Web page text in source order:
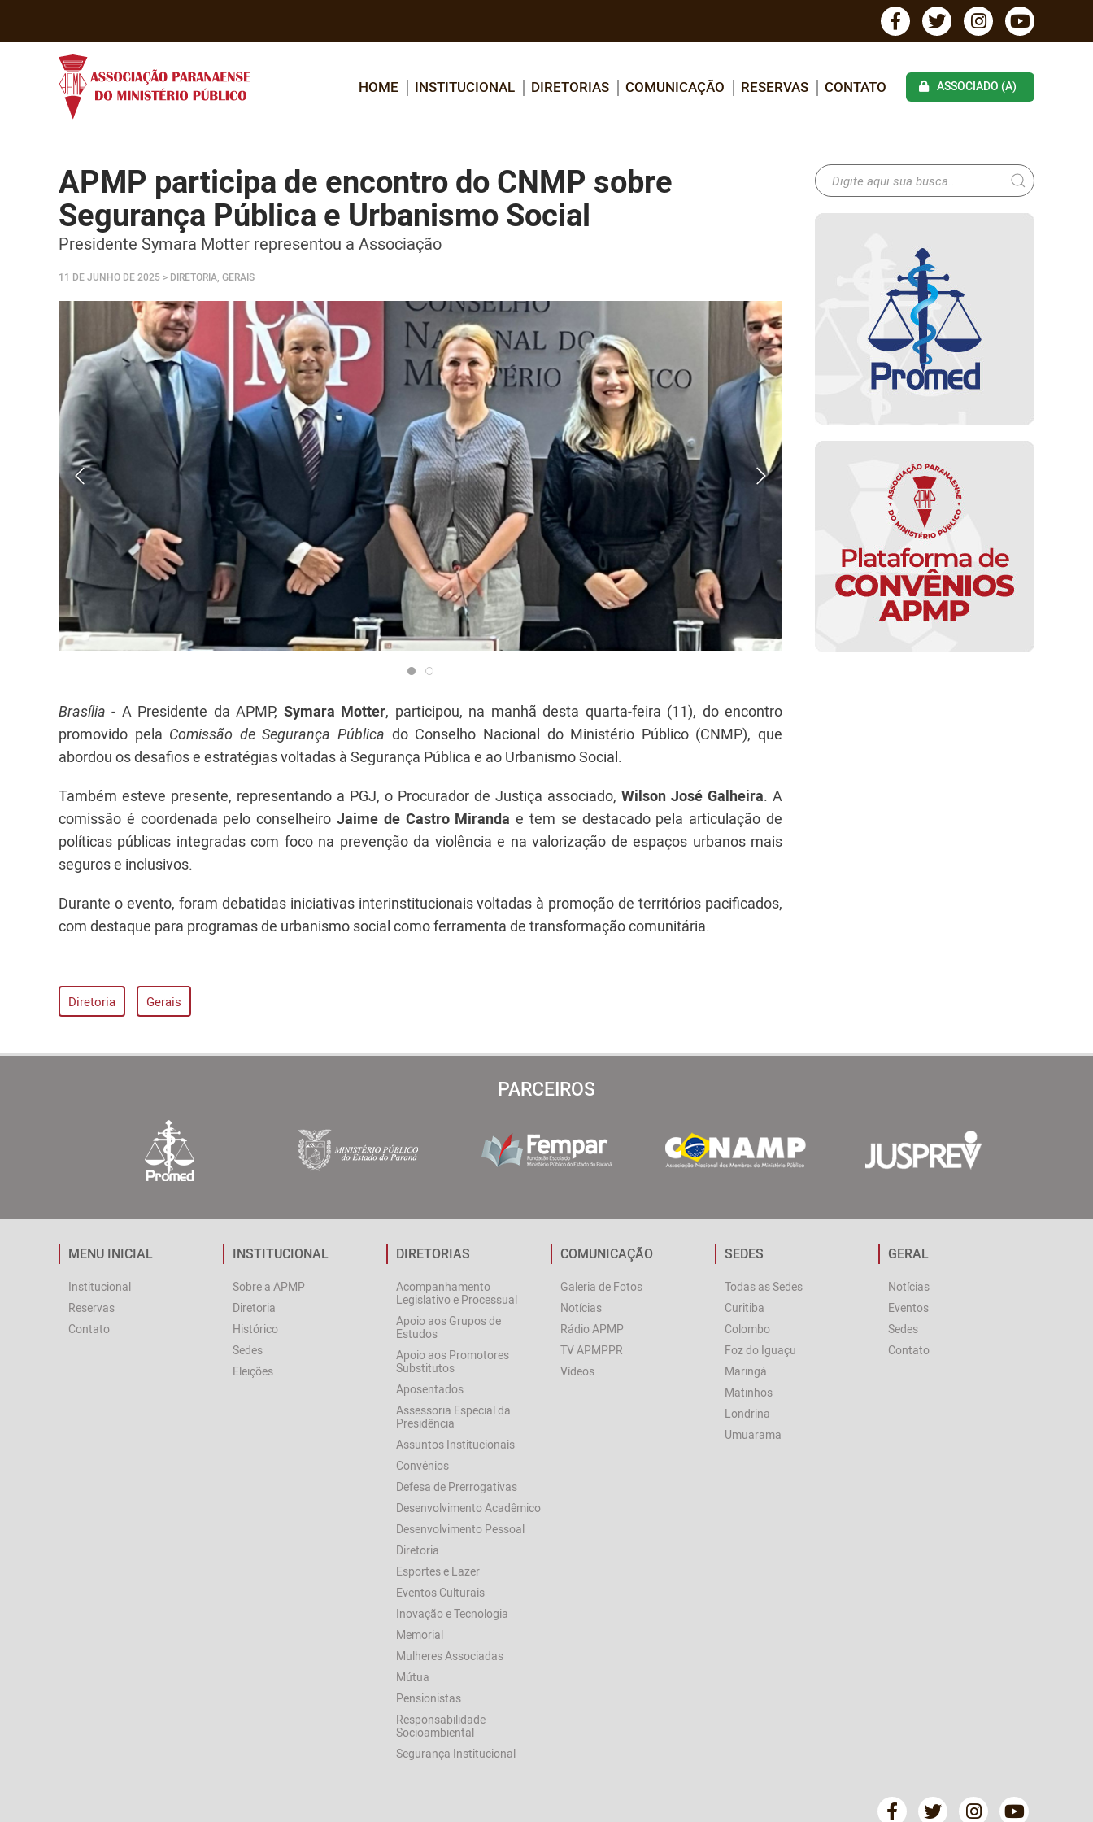
HOME INSTITUCIONAL DIRETORIAS COMUNICAÇÃO RESERVAS CONTATO ASSOCIADO (A)
APMP participa de encontro do CNMP sobre
Segurança Pública e Urbanismo Social
Presidente Symara Motter representou a Associação
11 DE JUNHO DE 2025 > DIRETORIA, GERAIS
Brasília - A Presidente da APMP, Symara Motter, participou, na manhã desta quarta-feira (11), do encontro
promovido pela Comissão de Segurança Pública do Conselho Nacional do Ministério Público (CNMP), que
abordou os desafios e estratégias voltadas à Segurança Pública e ao Urbanismo Social.
Também esteve presente, representando a PGJ, o Procurador de Justiça associado, Wilson José Galheira. A
comissão é coordenada pelo conselheiro Jaime de Castro Miranda e tem se destacado pela articulação de
políticas públicas integradas com foco na prevenção da violência e na valorização de espaços urbanos mais
seguros e inclusivos.
Durante o evento, foram debatidas iniciativas interinstitucionais voltadas à promoção de territórios pacificados,
com destaque para programas de urbanismo social como ferramenta de transformação comunitária.
Diretoria Gerais
PARCEIROS
MENU INICIAL
Institucional
Reservas
Contato
INSTITUCIONAL
Sobre a APMP
Diretoria
Histórico
Sedes
Eleições
DIRETORIAS
Acompanhamento
Legislativo e Processual
Apoio aos Grupos de
Estudos
Apoio aos Promotores
Substitutos
Aposentados
Assessoria Especial da
Presidência
Assuntos Institucionais
Convênios
Defesa de Prerrogativas
Desenvolvimento Acadêmico
Desenvolvimento Pessoal
Diretoria
Esportes e Lazer
Eventos Culturais
Inovação e Tecnologia
Memorial
Mulheres Associadas
Mútua
Pensionistas
Responsabilidade
Socioambiental
Segurança Institucional
COMUNICAÇÃO
Galeria de Fotos
Notícias
Rádio APMP
TV APMPPR
Vídeos
SEDES
Todas as Sedes
Curitiba
Colombo
Foz do Iguaçu
Maringá
Matinhos
Londrina
Umuarama
GERAL
Notícias
Eventos
Sedes
Contato